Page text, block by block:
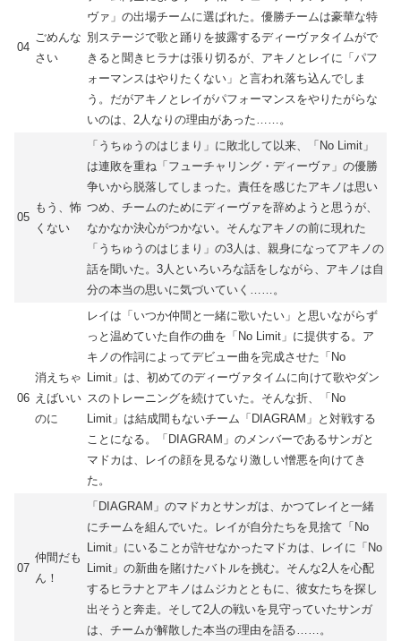
04
ごめんな
さい
ヴァ」の出場チームに選ばれた。優勝チームは豪華な特
別ステージで歌と踊りを披露するディーヴァタイムがで
きると聞きヒラナは張り切るが、アキノとレイに「パフ
ォーマンスはやりたくない」と言われ落ち込んでしま
う。だがアキノとレイがパフォーマンスをやりたがらな
いのは、2人なりの理由があった……。
05
もう、怖
くない
「うちゅうのはじまり」に敗北して以来、「No Limit」
は連敗を重ね「フューチャリング・ディーヴァ」の優勝
争いから脱落してしまった。責任を感じたアキノは思い
つめ、チームのためにディーヴァを辞めようと思うが、
なかなか決心がつかない。そんなアキノの前に現れた
「うちゅうのはじまり」の3人は、親身になってアキノの
話を聞いた。3人といろいろな話をしながら、アキノは自
分の本当の思いに気づいていく……。
06
消えちゃ
えばいい
のに
レイは「いつか仲間と一緒に歌いたい」と思いながらず
っと温めていた自作の曲を「No Limit」に提供する。ア
キノの作詞によってデビュー曲を完成させた「No
Limit」は、初めてのディーヴァタイムに向けて歌やダン
スのトレーニングを続けていた。そんな折、「No
Limit」は結成間もないチーム「DIAGRAM」と対戦する
ことになる。「DIAGRAM」のメンバーであるサンガと
マドカは、レイの顔を見るなり激しい憎悪を向けてき
た。
07
仲間だも
ん！
「DIAGRAM」のマドカとサンガは、かつてレイと一緒
にチームを組んでいた。レイが自分たちを見捨て「No
Limit」にいることが許せなかったマドカは、レイに「No
Limit」の新曲を賭けたバトルを挑む。そんな2人を心配
するヒラナとアキノはムジカとともに、彼女たちを探し
出そうと奔走。そして2人の戦いを見守っていたサンガ
は、チームが解散した本当の理由を語る……。